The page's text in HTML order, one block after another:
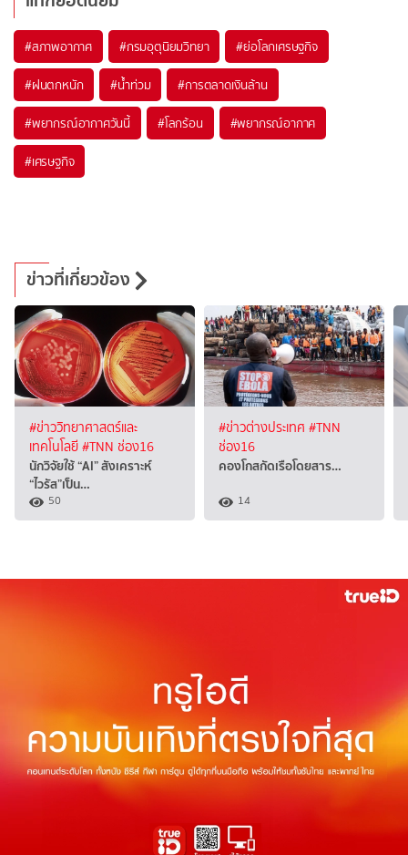
#สภาพอากาศ #กรมอุตุนิยมวิทยา #ย่อโลกเศรษฐกิจ
#ฝนตกหนัก #น้ำท่วม #การตลาดเงินล้าน
#พยากรณ์อากาศวันนี้ #โลกร้อน #พยากรณ์อากาศ
#เศรษฐกิจ
ข่าวที่เกี่ยวข้อง
#ข่าววิทยาศาสตร์และ
เทคโนโลยี#TNN ช่อง16
นักวิจัยใช้ “AI” สังเคราะห์
“ไวรัส”เป็น…
50
#ข่าวต่างประเทศ #TNN
ช่อง16
คองโกสกัดเรือโดยสาร…
14